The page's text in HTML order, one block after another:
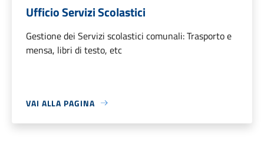
Ufficio Servizi Scolastici
Gestione dei Servizi scolastici comunali: Trasporto e
mensa, libri di testo, etc
VAI ALLA PAGINA